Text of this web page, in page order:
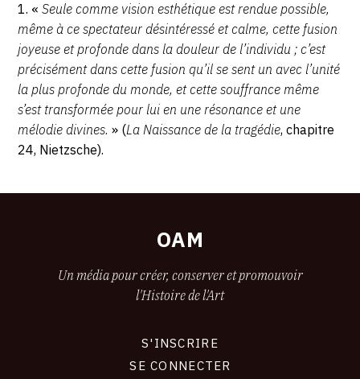
1. «Seule comme vision esthétique est rendue possible,
même à ce spectateur désintéressé et calme, cette fusion
joyeuse et profonde dans la douleur de l’individu ; c’est
précisément dans cette fusion qu’il se sent un avec l’unité
la plus profonde du monde, et cette souffrance même
s’est transformée pour lui en une résonance et une
mélodie divines. » (La Naissance de la tragédie, chapitre
24, Nietzsche).
OAM
Un média pour créer, conserver et promouvoir
l'Histoire de l'Art
S'INSCRIRE
SE CONNECTER